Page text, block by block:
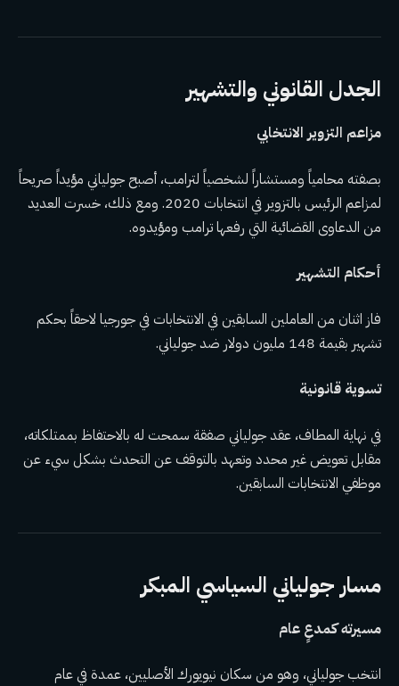
الجدل القانوني والتشهير
مزاعم التزوير الانتخابي
بصفته محامياً ومستشاراً لشخصياً لترامب، أصبح جولياني مؤيداً صريحاً
لمزاعم الرئيس بالتزوير في انتخابات 2020. ومع ذلك، خسرت العديد
من الدعاوى القضائية التي رفعها ترامب ومؤيدوه.
أحكام التشهير
فاز اثنان من العاملين السابقين في الانتخابات في جورجيا لاحقاً بحكم
تشهير بقيمة 148 مليون دولار ضد جولياني.
تسوية قانونية
في نهاية المطاف، عقد جولياني صفقة سمحت له بالاحتفاظ بممتلكاته،
مقابل تعويض غير محدد وتعهد بالتوقف عن التحدث بشكل سيء عن
موظفي الانتخابات السابقين.
مسار جولياني السياسي المبكر
مسيرته كمدعٍ عام
انتخب جولياني، وهو من سكان نيويورك الأصليين، عمدة في عام